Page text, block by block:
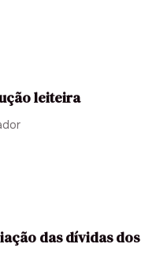
leiteira
das dívidas dos